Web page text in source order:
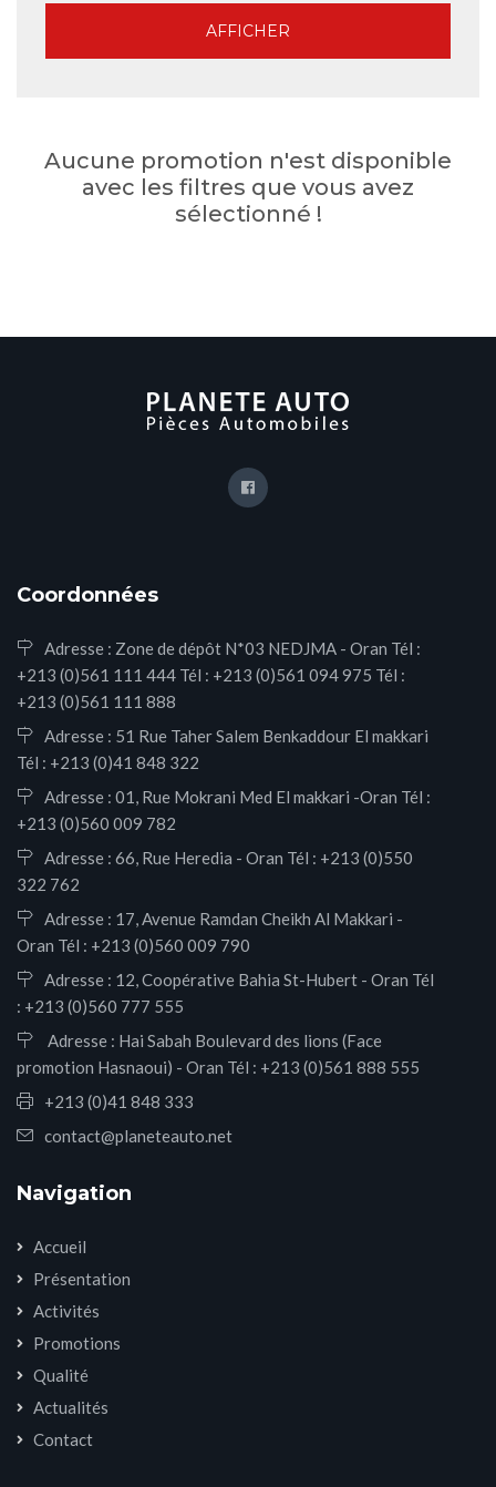
Aucune promotion n'est disponible
avec les filtres que vous avez
sélectionné !
Coordonnées
Adresse : Zone de dépôt N*03 NEDJMA - Oran Tél :
+213 (0)561 111 444 Tél : +213 (0)561 094 975 Tél :
+213 (0)561 111 888
Adresse : 51 Rue Taher Salem Benkaddour El makkari
Tél : +213 (0)41 848 322
Adresse : 01, Rue Mokrani Med El makkari -Oran Tél :
+213 (0)560 009 782
Adresse : 66, Rue Heredia - Oran Tél : +213 (0)550
322 762
Adresse : 17, Avenue Ramdan Cheikh Al Makkari -
Oran Tél : +213 (0)560 009 790
Adresse : 12, Coopérative Bahia St-Hubert - Oran Tél
: +213 (0)560 777 555
Adresse : Hai Sabah Boulevard des lions (Face
promotion Hasnaoui) - Oran Tél : +213 (0)561 888 555
+213 (0)41 848 333
contact@planeteauto.net
Navigation
Accueil
Présentation
Activités
Promotions
Qualité
Actualités
Contact